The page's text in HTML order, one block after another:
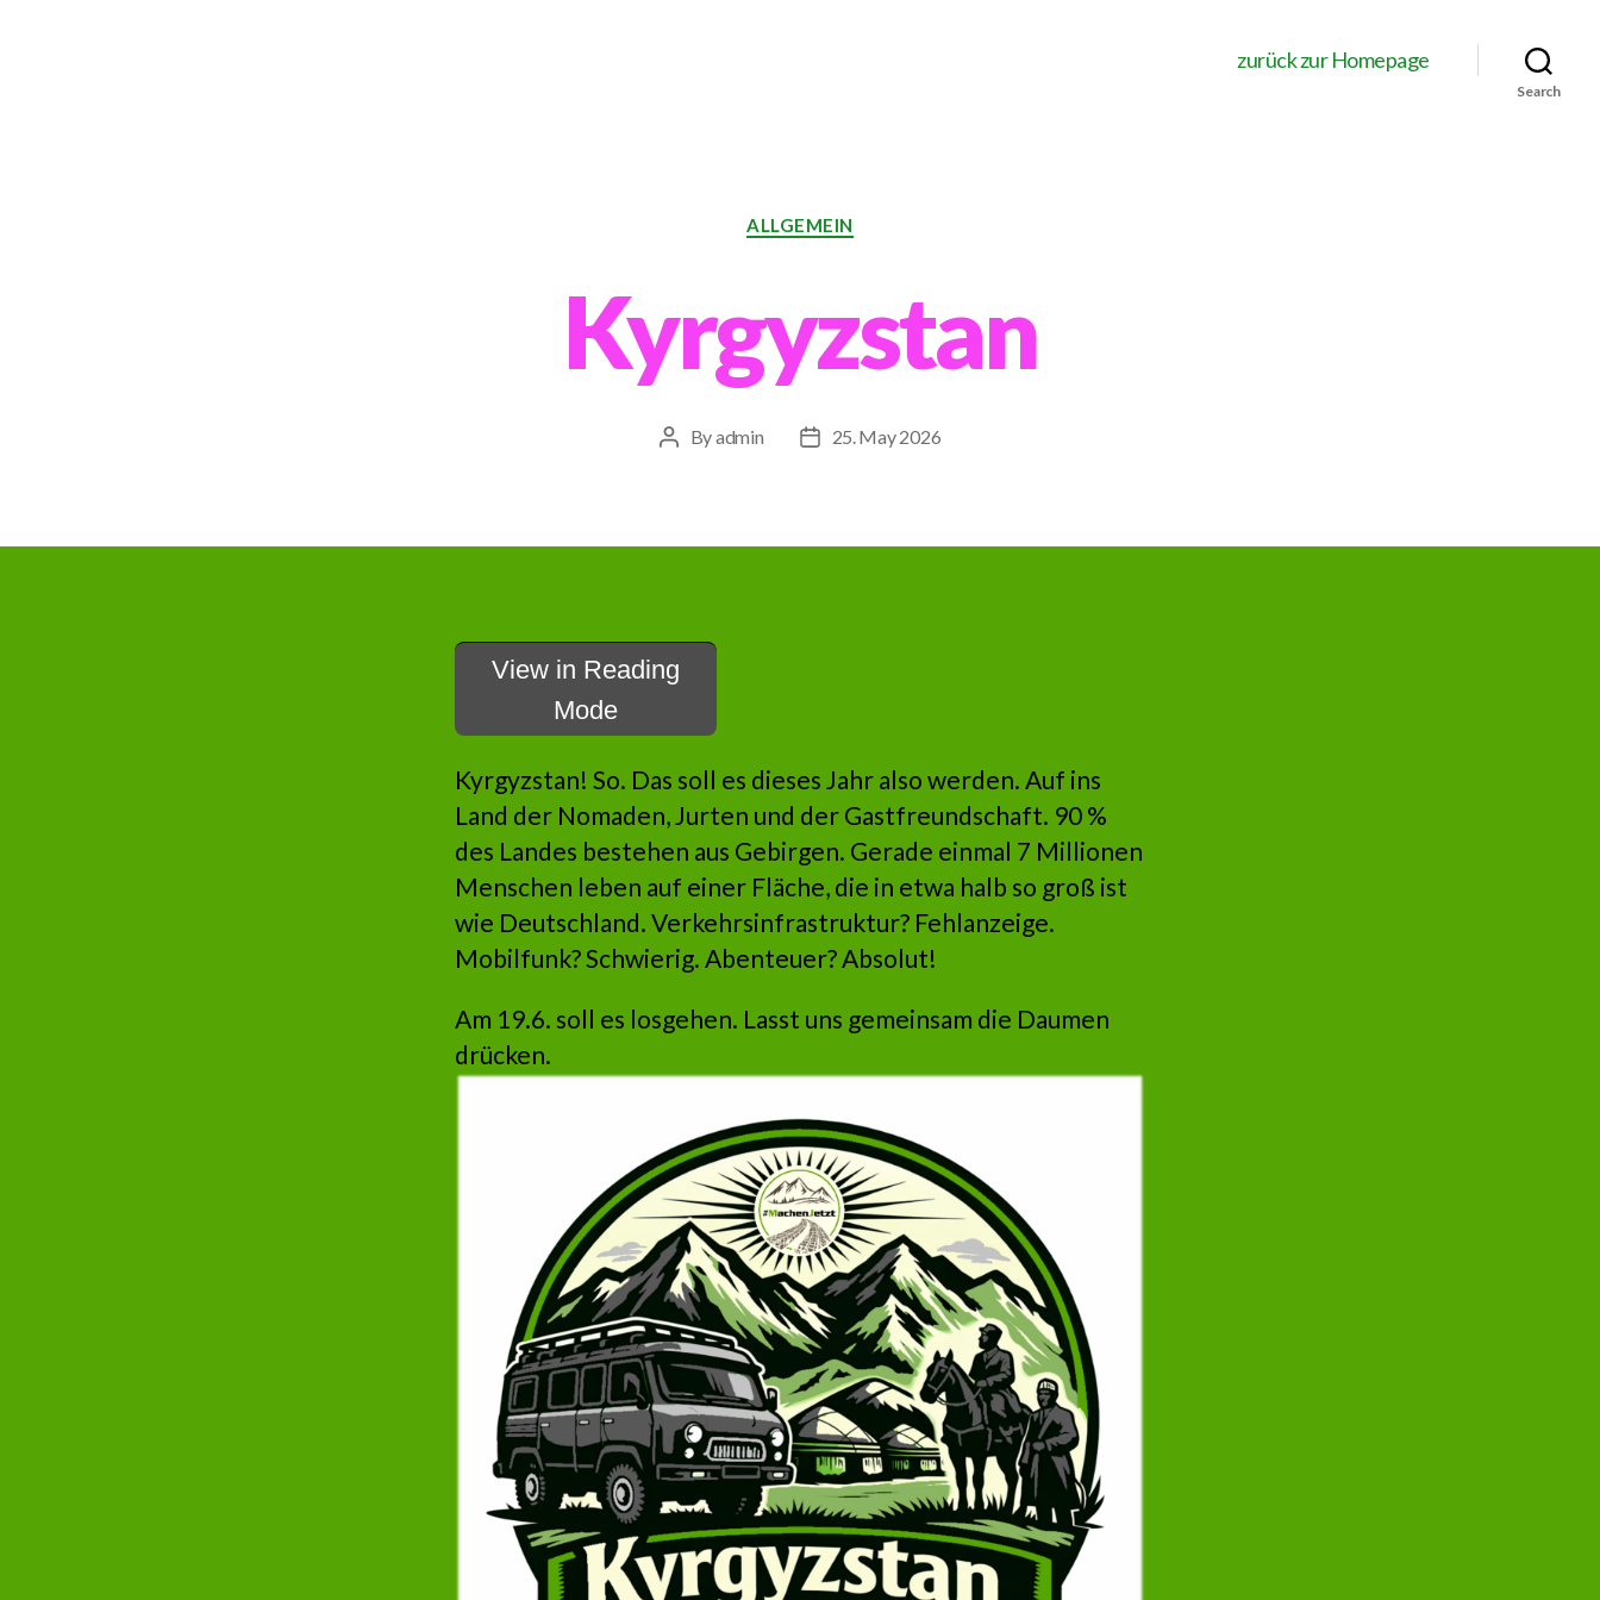
zurück zur Homepage
Search
Categories
ALLGEMEIN
Kyrgyzstan
Post
Byadmin
Post25. May 2026
View in Reading
Mode
Kyrgyzstan! So. Das soll es dieses Jahr also werden. Auf ins
Land der Nomaden, Jurten und der Gastfreundschaft. 90 %
des Landes bestehen aus Gebirgen. Gerade einmal 7 Millionen
Menschen leben auf einer Fläche, die in etwa halb so groß ist
wie Deutschland. Verkehrsinfrastruktur? Fehlanzeige.
Mobilfunk? Schwierig. Abenteuer? Absolut!
Am 19.6. soll es losgehen. Lasst uns gemeinsam die Daumen
drücken.